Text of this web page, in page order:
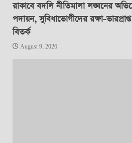
রাকাবে বদলি নীতিমালা লঙ্ঘনের
পদায়ন, সুবিধাভোগীদের রক্ষা-
বিতর্ক
August 9, 2026